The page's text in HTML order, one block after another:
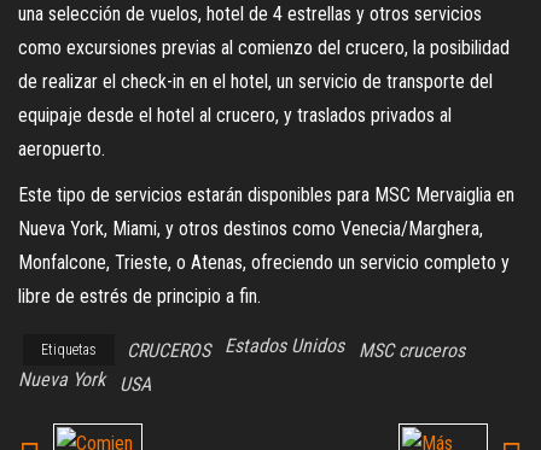
una selección de vuelos, hotel de 4 estrellas y otros servicios
como excursiones previas al comienzo del crucero, la posibilidad
de realizar el check-in en el hotel, un servicio de transporte del
equipaje desde el hotel al crucero, y traslados privados al
aeropuerto.
Este tipo de servicios estarán disponibles para MSC Mervaiglia en
Nueva York, Miami, y otros destinos como Venecia/Marghera,
Monfalcone, Trieste, o Atenas, ofreciendo un servicio completo y
libre de estrés de principio a fin.
Etiquetas CRUCEROS Estados Unidos
MSC cruceros
Nueva York
USA